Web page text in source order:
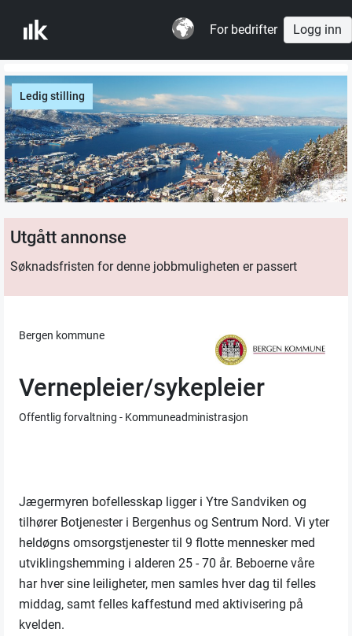
For bedrifter Logg inn
Ledig stilling
Utgått annonse
Søknadsfristen for denne jobbmuligheten er passert
Bergen kommune
Vernepleier/sykepleier
Offentlig forvaltning - Kommuneadministrasjon
Jægermyren bofellesskap ligger i Ytre Sandviken og
tilhører Botjenester i Bergenhus og Sentrum Nord. Vi yter
heldøgns omsorgstjenester til 9 flotte mennesker med
utviklingshemming i alderen 25 - 70 år. Beboerne våre
har hver sine leiligheter, men samles hver dag til felles
middag, samt felles kaffestund med aktivisering på
kvelden.